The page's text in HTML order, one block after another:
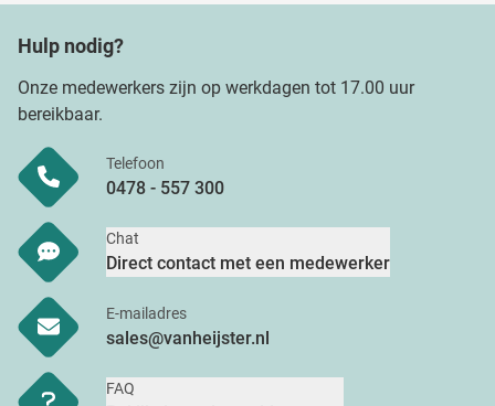
Hulp nodig?
Onze medewerkers zijn op werkdagen tot 17.00 uur
bereikbaar.
Telefoon
0478 - 557 300
Chat
Direct contact met een medewerker
E-mailadres
sales@vanheijster.nl
FAQ